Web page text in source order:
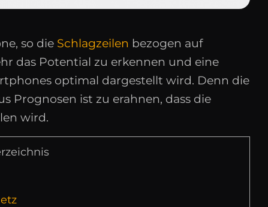
so die Schlagzeilen bezogen auf
das Potential zu erkennen und eine
optimal dargestellt wird. Denn die
Prognosen ist zu erahnen, dass die
wird.